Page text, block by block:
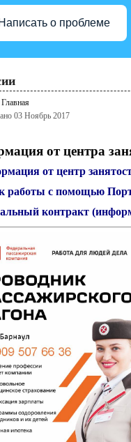
Написать о проблеме
Главная
03 Ноябрь 2017
от центра
от центр
работы с помощью
контракт